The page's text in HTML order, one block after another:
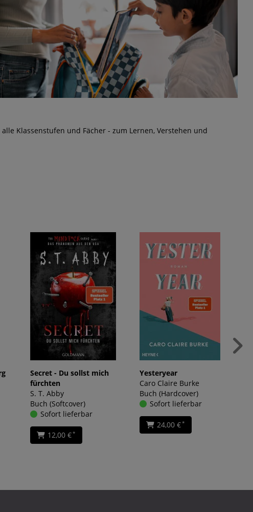
Klassenstufen und Fächer - zum Lernen, Verstehen und
Secret - Du sollst mich
fürchten
S. T. Abby
Buch (Softcover)
Sofort lieferbar
12,00 €*
Yesteryear
Caro Claire Burke
Buch (Hardcover)
Sofort lieferbar
24,00 €*